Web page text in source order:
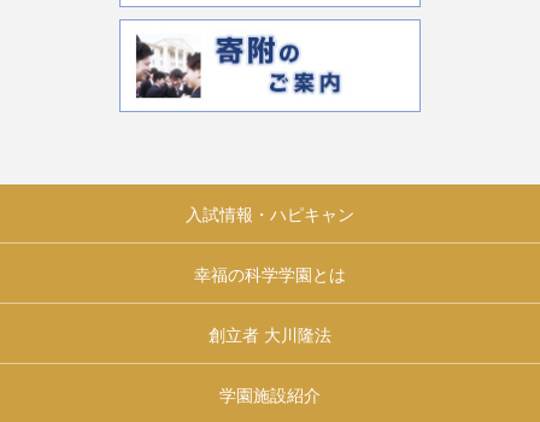
入試情報・ハピキャン
幸福の科学学園とは
創立者 大川隆法
学園施設紹介